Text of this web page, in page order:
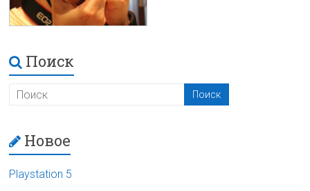
Поиск
Новое
Playstation 5